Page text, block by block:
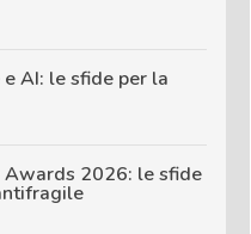
AI: le sfide per la
2026: le sfide